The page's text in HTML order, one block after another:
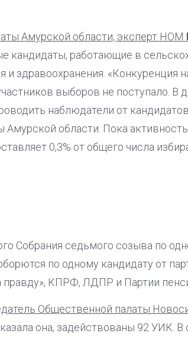
Амурской области, эксперт НОМ
кандидаты, работающие в
и здравоохранения. «Конкуренция
выборов не поступало. В
наблюдатели от
области. Пока
0,3% от общего числа
Собрания седьмого созыва по
по одному кандидату от
КПРФ, ЛДПР и Партии
Общественной палаты
она, задействованы 92 УИК. В